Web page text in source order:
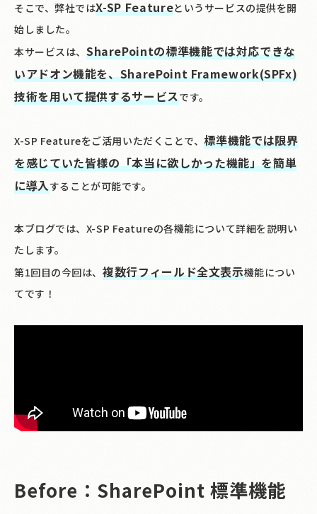
そこで、弊社ではX-SP Featureというサービスの提供を開
始しました。
本サービスは、 SharePointの標準機能では対応できな
いアドオン機能を、SharePoint Framework(SPFx)
技術を用いて提供するサービスです。
X-SP Featureをご活用いただくことで、標準機能では限界
を感じていた皆様の「本当に欲しかった機能」を簡単
に導入することが可能です。
本ブログでは、X-SP Featureの各機能について詳細を説明い
たします。
第1回目の今回は、複数行フィールド全文表示機能につい
てです！
Before：SharePoint 標準機能